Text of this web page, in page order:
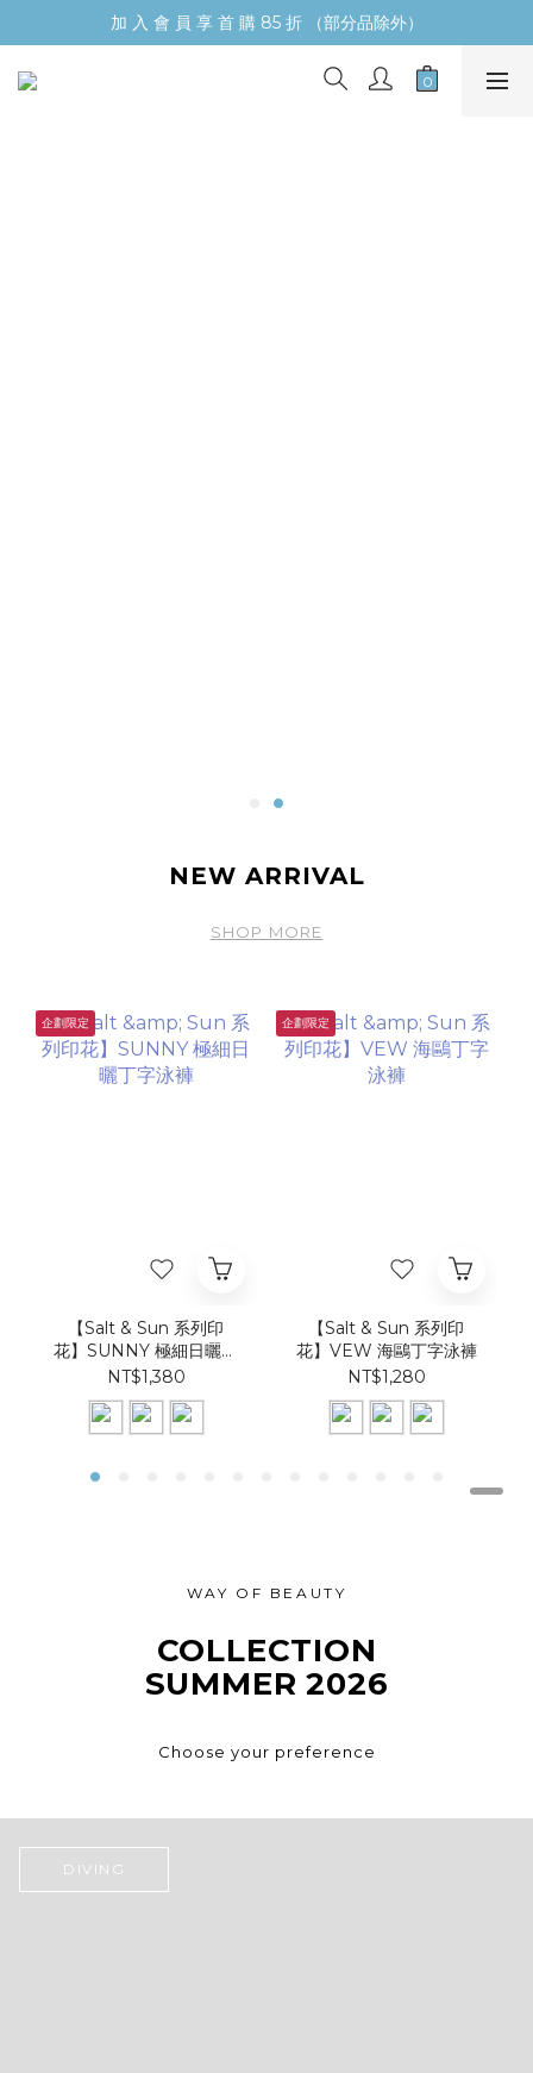
加 入 會 員 享 首 購 85 折 （部分品除外）
NEW ARRIVAL
SHOP MORE
企劃限定
【Salt & Sun 系列印
花】SUNNY 極細日曬丁
字泳褲
NT$1,380
企劃限定
【Salt & Sun 系列印
花】VEW 海鷗丁字泳褲
NT$1,280
DIVING
WAY OF BEAUTY
COLLECTION
SUMMER 2026
Choose your preference